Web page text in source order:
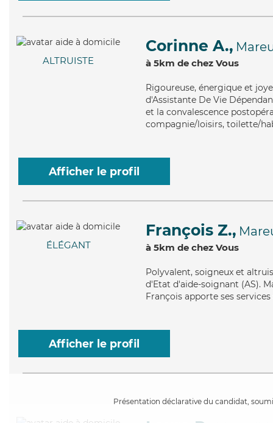
ALTRUISTE
Corinne A.,
à 5km de chez Vous
Rigoureuse, énergique et
d'Assistante De Vie
et la convalescence
compagnie/loisirs, toilette/
Afficher le profil
ÉLÉGANT
François Z.,
à 5km de chez Vous
Polyvalent, soigneux et
d'Etat d'aide-soignant (AS).
François apporte ses
Afficher le profil
Présentation déclarative du candidat,